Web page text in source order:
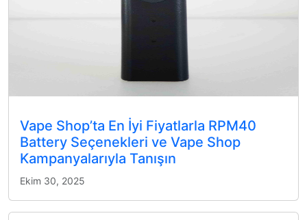
Vape Shop’ta En İyi Fiyatlarla RPM40
Battery Seçenekleri ve Vape Shop
Kampanyalarıyla Tanışın
Ekim 30, 2025